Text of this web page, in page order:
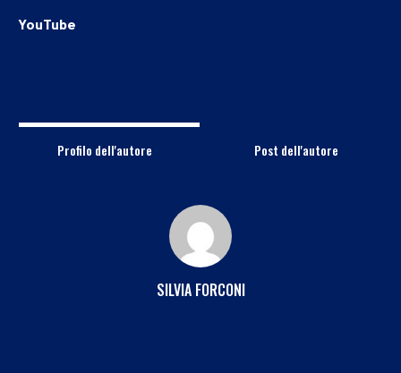
YouTube
Profilo dell'autore Post dell'autore
SILVIA FORCONI